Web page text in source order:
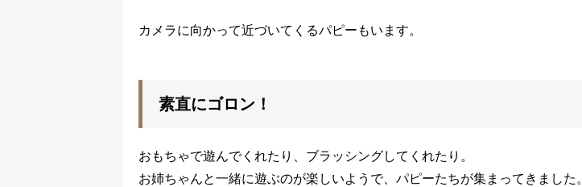
カメラに向かって近づいてくるパピーもいます。
素直にゴロン！
おもちゃで遊んでくれたり、ブラッシングしてくれたり。
お姉ちゃんと一緒に遊ぶのが楽しいようで、パピーたちが集まってきました。